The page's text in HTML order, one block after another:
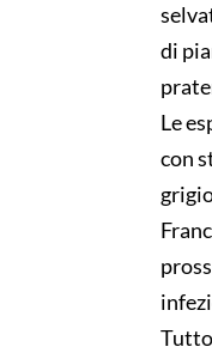
di
Le
con